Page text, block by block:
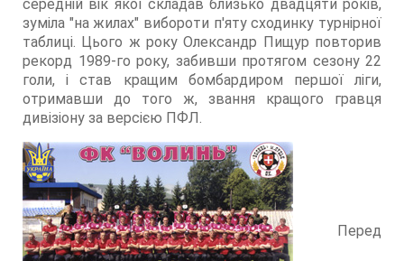
середній вік якої складав близько двадцяти років,
зуміла "на жилах" вибороти п'яту сходинку турнірної
таблиці. Цього ж року Олександр Пищур повторив
рекорд 1989-го року, забивши протягом сезону 22
голи, і став кращим бомбардиром першої ліги,
отримавши до того ж, звання кращого гравця
дивізіону за версією ПФЛ.
Перед